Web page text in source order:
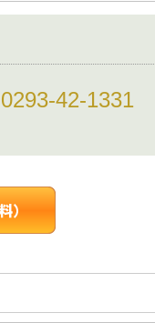
0293-42-1331